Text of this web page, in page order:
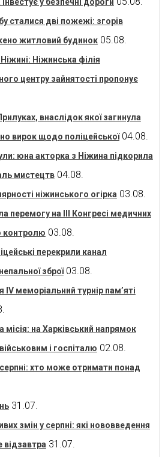
сталися дві пожежі: згорів
житловий будинок 05.08.
Ніжині: Ніжинська філія
центру зайнятості пропонує
внаслідок якої загинула
вирок щодо поліцейської 04.08.
юна акторка з Ніжина підкорила
мистецтв 04.08.
ніжинського огірка 03.08.
перемогу на ІІІ Конгресі медичних
контролю 03.08.
перекрили канал
зброї 03.08.
IV меморіальний турнір пам’яті
місія: на Харківський напрямок
і госпіталю 02.08.
хто може отримати понад
31.07.
змін у серпні: які нововведення
відзавтра 31.07.